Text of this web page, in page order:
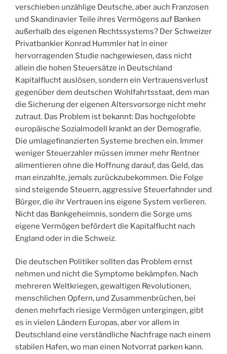
verschieben unzählige Deutsche, aber auch Franzosen
und Skandinavier Teile ihres Vermögens auf Banken
außerhalb des eigenen Rechtssystems? Der Schweizer
Privatbankier Konrad Hummler hat in einer
hervorragenden Studie nachgewiesen, dass nicht
allein die hohen Steuersätze in Deutschland
Kapitalflucht auslösen, sondern ein Vertrauensverlust
gegenüber dem deutschen Wohlfahrtsstaat, dem man
die Sicherung der eigenen Altersvorsorge nicht mehr
zutraut. Das Problem ist bekannt: Das hochgelobte
europäische Sozialmodell krankt an der Demografie.
Die umlagefinanzierten Systeme brechen ein. Immer
weniger Steuerzahler müssen immer mehr Rentner
alimentieren ohne die Hoffnung darauf, das Geld, das
man einzahlte, jemals zurückzubekommen. Die Folge
sind steigende Steuern, aggressive Steuerfahnder und
Bürger, die ihr Vertrauen ins eigene System verlieren.
Nicht das Bankgeheimnis, sondern die Sorge ums
eigene Vermögen befördert die Kapitalflucht nach
England oder in die Schweiz.
Die deutschen Politiker sollten das Problem ernst
nehmen und nicht die Symptome bekämpfen. Nach
mehreren Weltkriegen, gewaltigen Revolutionen,
menschlichen Opfern, und Zusammenbrüchen, bei
denen mehrfach riesige Vermögen untergingen, gibt
es in vielen Ländern Europas, aber vor allem in
Deutschland eine verständliche Nachfrage nach einem
stabilen Hafen, wo man einen Notvorrat parken kann.